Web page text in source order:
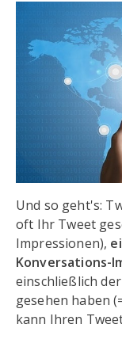
Und so geht's:
oft Ihr Tweet
Impressionen),
Konversations-
einschließlich
gesehen haben
kann Ihren